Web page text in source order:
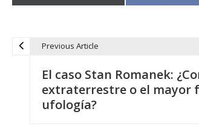
Previous Article
El caso Stan Romanek:
extraterrestre o el mayor
ufología?